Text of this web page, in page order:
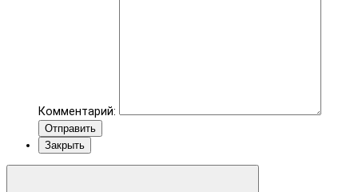
Комментарий:
Отправить
Закрыть